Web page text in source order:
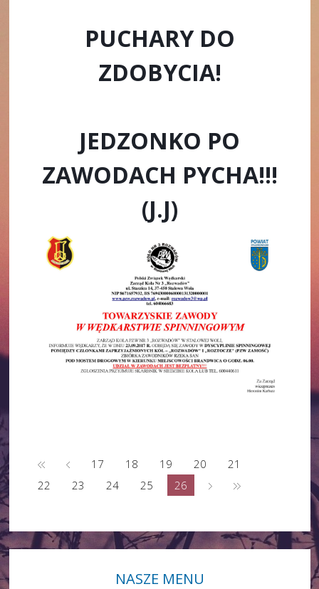
PUCHARY DO
ZDOBYCIA!
JEDZONKO PO
ZAWODACH PYCHA!!!
(J.J)
17 18 19 20
21
22
23 24 25 26
NASZE MENU